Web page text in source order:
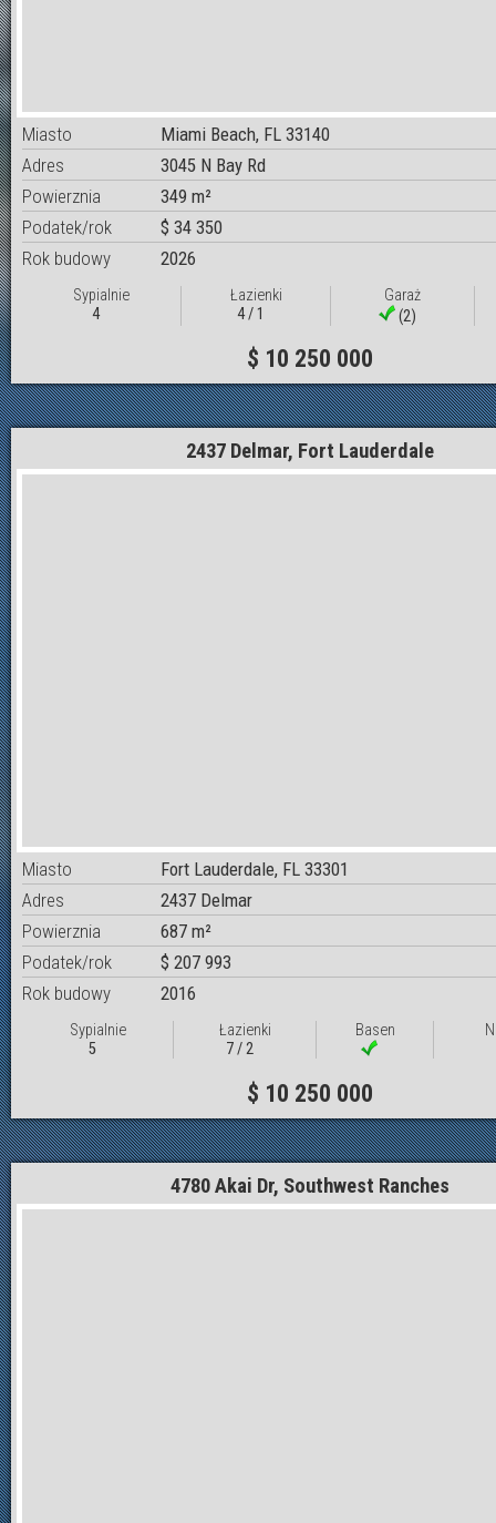
Miasto
Miami Beach, FL 33140
Adres
3045 N Bay Rd
Powierznia
349 m²
Podatek/rok
$ 34 350
Rok budowy
2026
Sypialnie
4
Łazienki
4 / 1
Garaż
(2)
$ 10 250 000
2437 Delmar, Fort Lauderdale
Miasto
Fort Lauderdale, FL 33301
Adres
2437 Delmar
Powierznia
687 m²
Podatek/rok
$ 207 993
Rok budowy
2016
Sypialnie
5
Łazienki
7 / 2
Basen
$ 10 250 000
4780 Akai Dr, Southwest Ranches